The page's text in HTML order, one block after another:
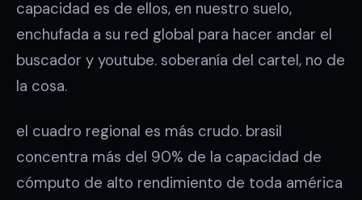
capacidad es de ellos, en nuestro suelo,
enchufada a su red global para hacer andar el
buscador y youtube. soberanía del cartel, no de
la cosa.
el cuadro regional es más crudo. brasil
concentra más del 90% de la capacidad de
cómputo de alto rendimiento de toda américa